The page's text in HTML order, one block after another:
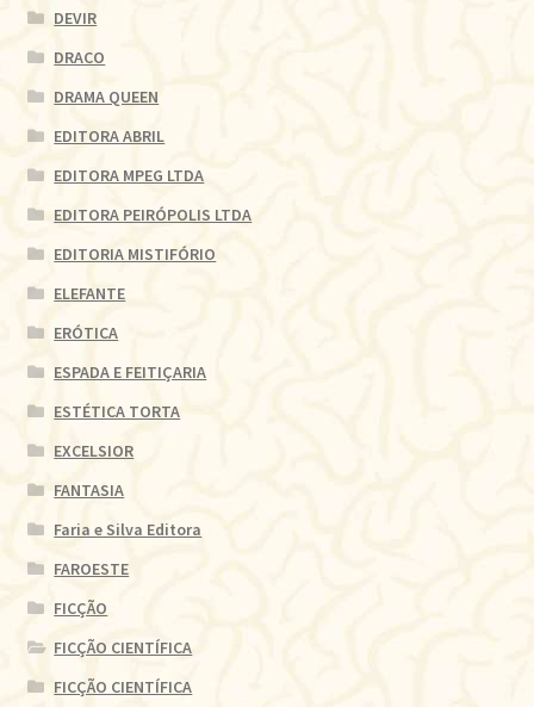
DEVIR
DRACO
DRAMA QUEEN
EDITORA ABRIL
EDITORA MPEG LTDA
EDITORA PEIRÓPOLIS LTDA
EDITORIA MISTIFÓRIO
ELEFANTE
ERÓTICA
ESPADA E FEITIÇARIA
ESTÉTICA TORTA
EXCELSIOR
FANTASIA
Faria e Silva Editora
FAROESTE
FICÇÃO
FICÇÃO CIENTÍFICA
FICÇÃO CIENTÍFICA